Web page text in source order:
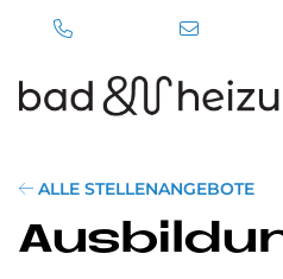
InhaltALLE STELLENANGEBOTE